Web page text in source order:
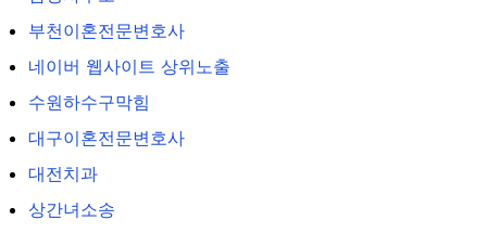
부천이혼전문변호사
네이버 웹사이트 상위노출
수원하수구막힘
대구이혼전문변호사
대전치과
상간녀소송